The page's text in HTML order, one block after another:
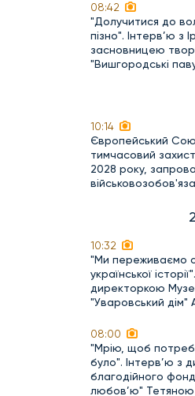
08:42
"Долучитися до
пізно". Інтерв’ю з
засновницею
"Вишгородські
10:14
Європейський
тимчасовий
2028 року,
10:32
"Ми переживаємо
української
директоркою
"Уваровський
08:00
"Мрію, щоб
було". Інтерв’ю з
благодійного
любов’ю"